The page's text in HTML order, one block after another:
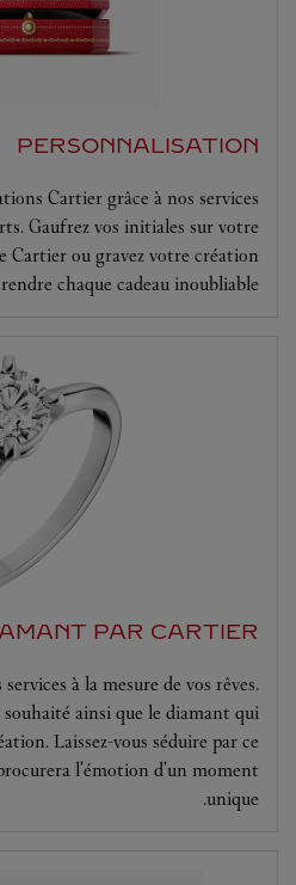
PERSONNALISATION
Cartier grâce à nos services
Gaufrez vos initiales sur votre
Cartier ou gravez votre création
chaque cadeau inoubliable.
PAR CARTIER
à la mesure de vos rêves.
ainsi que le diamant qui
Laissez-vous séduire par ce
l'émotion d'un moment
unique.